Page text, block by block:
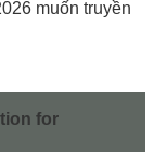
muốn truyền
for